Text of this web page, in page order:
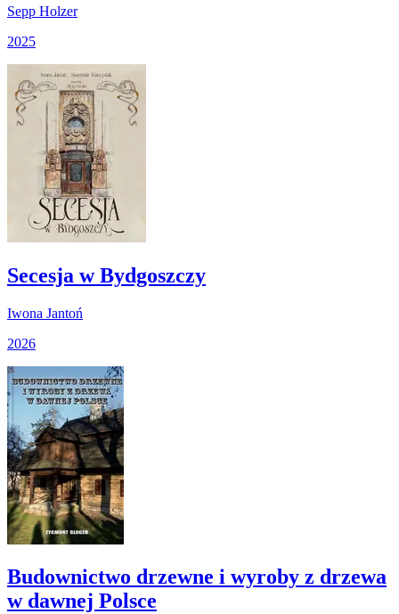
Sepp Holzer
2025
Secesja w Bydgoszczy
Iwona Jantoń
2026
Budownictwo drzewne i wyroby z drzewa
w dawnej Polsce